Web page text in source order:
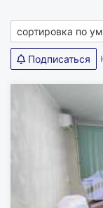
сортировка по
Подписаться